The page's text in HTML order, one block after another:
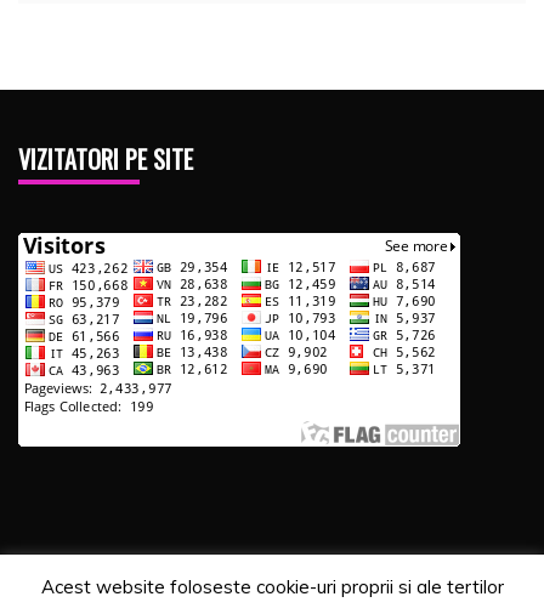
VIZITATORI PE SITE
Acest website foloseste cookie-uri proprii si ale tertilor